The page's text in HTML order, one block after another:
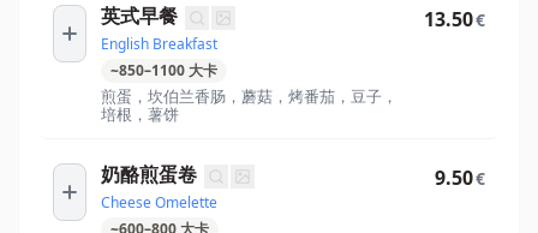
英式早餐
English Breakfast
~850–1100大卡
煎蛋，坎伯兰香肠，蘑菇，烤番茄，豆子，
培根，薯饼
13.50€
奶酪煎蛋卷
Cheese Omelette
~600–800大卡
9.50€